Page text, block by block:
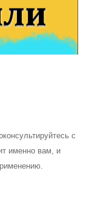
с
именно вам, и